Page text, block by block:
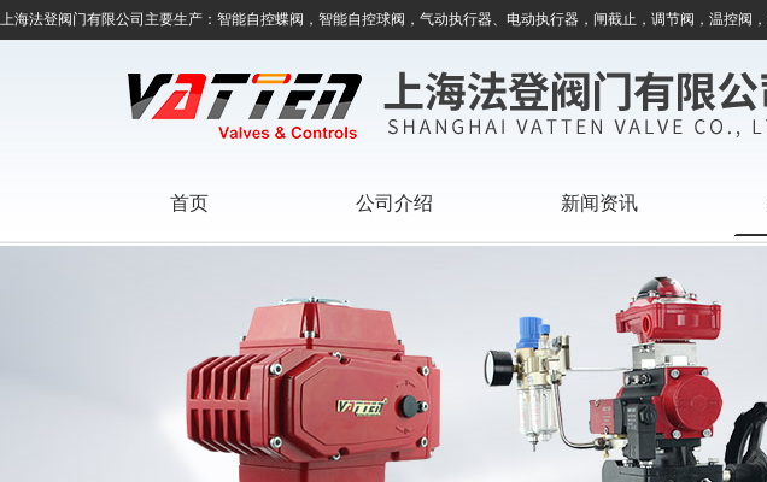
上海法登阀门有限公司主要生产：智能自控蝶阀，智能自控球阀，气动执行器、电动执行器，闸截止，调节阀，温控阀
首页 公司介绍 新闻资讯